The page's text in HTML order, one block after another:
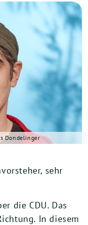
Dondelinger
sehr
die CDU. Das
In diesem